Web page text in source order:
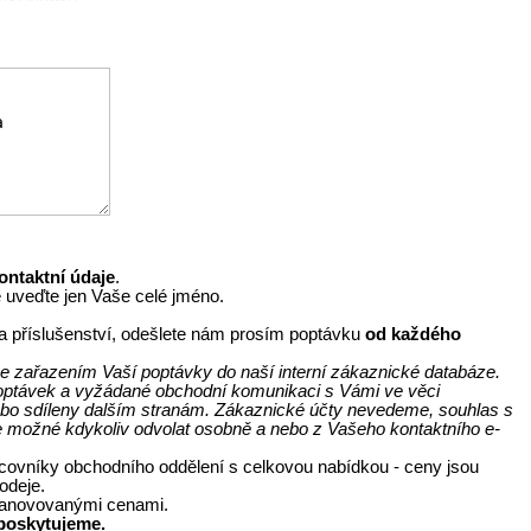
údaje.
jen Vaše celé jméno.
příslušenství, odešlete nám prosím poptávkuod každého
zařazením Vaší poptávky do naší interní zákaznické databáze.
a vyžádané obchodní komunikaci s Vámi ve věci
sdíleny dalším stranám. Zákaznické účty nevedeme, souhlas s
kdykoliv odvolat osobně a nebo z Vašeho kontaktního e-
obchodního oddělení s celkovou nabídkou - ceny jsou
cenami.